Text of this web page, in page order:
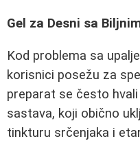
Gel za Desni sa
Kod problema sa
korisnici posežu za
preparat se često
sastava, koji obično
tinkturu srčenjaka i